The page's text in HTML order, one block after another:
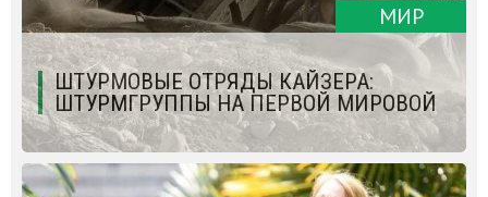
МИР
ШТУРМОВЫЕ ОТРЯДЫ КАЙЗЕРА:
ШТУРМГРУППЫ НА ПЕРВОЙ МИРОВОЙ